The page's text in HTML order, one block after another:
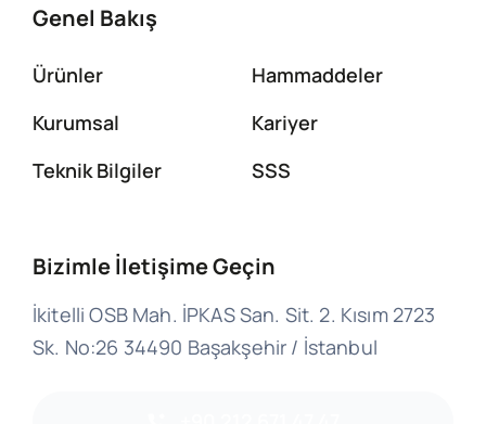
Genel Bakış
Ürünler
Kurumsal
Teknik Bilgiler
Hammaddeler
Kariyer
SSS
Bizimle İletişime Geçin
İkitelli OSB Mah. İPKAS San. Sit. 2. Kısım 2723
Sk. No:26 34490 Başakşehir / İstanbul